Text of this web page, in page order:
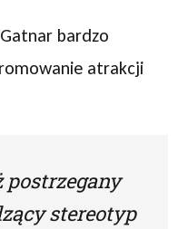
bardzo
atrakcji
postrzegany
stereotyp